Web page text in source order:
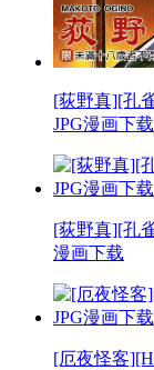
[荻野真][孔
JPG漫画下载
[荻野真][孔
漫画下载
[厄夜怪客